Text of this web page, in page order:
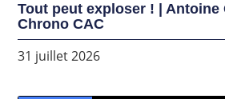
Tout peut exploser ! | Antoine
Chrono CAC
31 juillet 2026